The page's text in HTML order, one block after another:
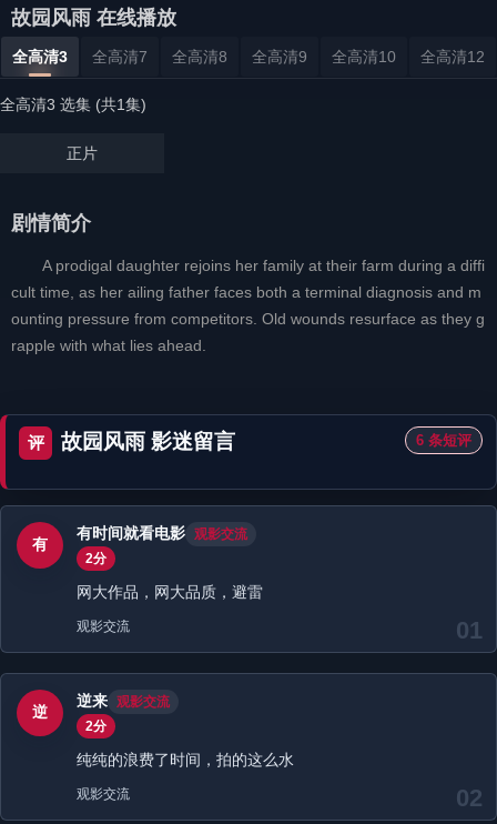
故园风雨 在线播放
全高清3 全高清7 全高清8 全高清9 全高清10 全高清12
全高清3 选集 (共1集)
正片
剧情简介
A prodigal daughter rejoins her family at their farm during a diffi
cult time, as her ailing father faces both a terminal diagnosis and m
ounting pressure from competitors. Old wounds resurface as they g
rapple with what lies ahead.
评 故园风雨 影迷留言 6 条短评
01
有
有时间就看电影 观影交流
2分
网大作品，网大品质，避雷
观影交流
02
逆
逆来 观影交流
2分
纯纯的浪费了时间，拍的这么水
观影交流